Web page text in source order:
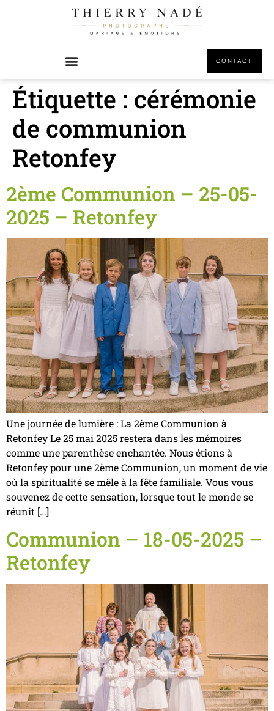
CONTACT
Étiquette : cérémonie
de communion
Retonfey
2ème Communion – 25-05-
2025 – Retonfey
Une journée de lumière : La 2ème Communion à
Retonfey Le 25 mai 2025 restera dans les mémoires
comme une parenthèse enchantée. Nous étions à
Retonfey pour une 2ème Communion, un moment de vie
où la spiritualité se mêle à la fête familiale. Vous vous
souvenez de cette sensation, lorsque tout le monde se
réunit […]
Communion – 18-05-2025 –
Retonfey